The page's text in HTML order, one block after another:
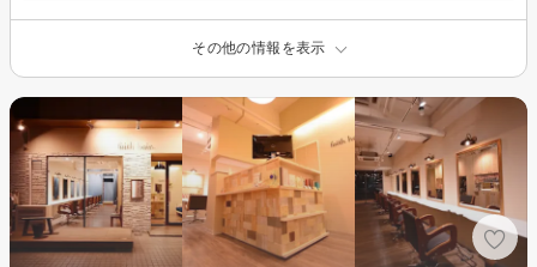
その他の情報を表示